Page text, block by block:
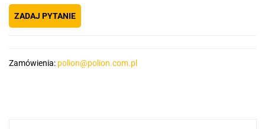
ZADAJ PYTANIE
Zamówienia: polion@polion.com.pl